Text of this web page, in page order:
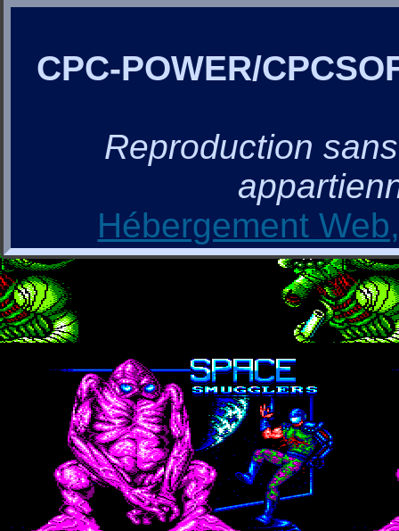
CPC-POWER/
Reproduction
Hébergement